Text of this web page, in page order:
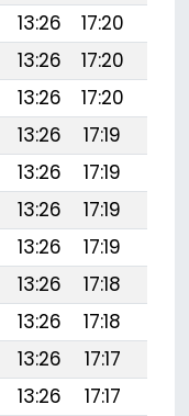
13:26 17:20
13:26 17:20
13:26 17:20
13:26 17:19
13:26 17:19
13:26 17:19
13:26 17:19
13:26 17:18
13:26 17:18
13:26 17:17
13:26 17:17